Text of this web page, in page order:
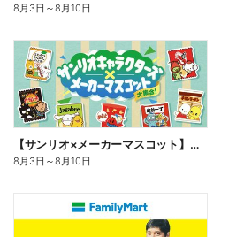
8月3日 ～8月10日
【サンリオ×メーカーマスコット】オリジナルグッズ貰える!
8月3日 ～8月10日